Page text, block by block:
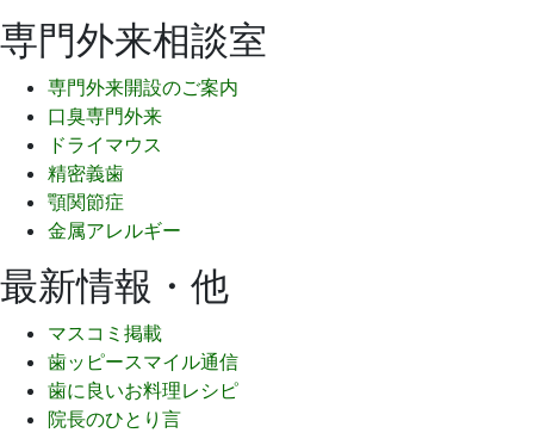
専門外来相談室
専門外来開設のご案内
口臭専門外来
ドライマウス
精密義歯
顎関節症
金属アレルギー
最新情報・他
マスコミ掲載
歯ッピースマイル通信
歯に良いお料理レシピ
院長のひとり言